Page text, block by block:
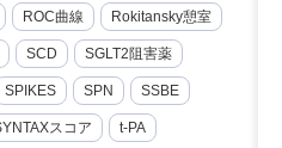
ROC曲線 Rokitansky憩室
SCD SGLT2阻害薬
SPIKES SPN SSBE
スコア t-PA